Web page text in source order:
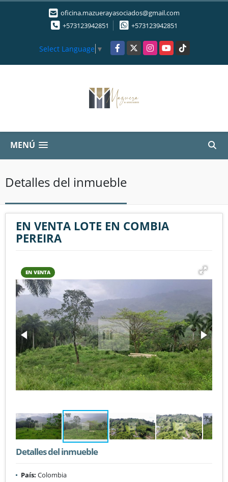
oficina.mazuerayasociados@gmail.com
+573123942851
+573123942851
Select Language ▼ Facebook
X InstagramYouTubeTikTok
MENÚ
Detalles del inmueble
EN VENTA LOTE EN COMBIA
PEREIRA
EN VENTA
Detalles del inmueble
País: Colombia